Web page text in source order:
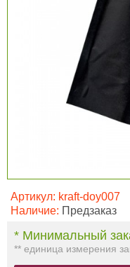
Артикул: kraft-doy007
Наличие: Предзаказ
* Минимальный
** единица измерения